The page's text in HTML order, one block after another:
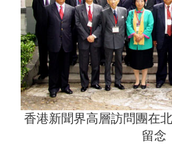
香港新聞界高層訪問團在
留念